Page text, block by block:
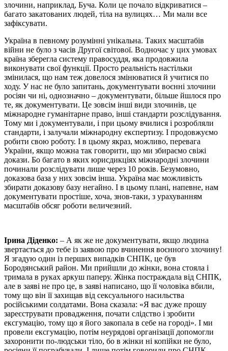
злочини, наприклад, Буча. Коли це почало відкриватися –
багато закатованих людей, тіла на вулицях… Ми мали все
зафіксувати.
Україна в певному розумінні унікальна. Таких масштабів
війни не було з часів Другої світової. Водночас у цих умовах
країна зберегла систему правосуддя, яка продовжила
виконувати свої функції. Просто реальність настільки
змінилася, що нам теж довелося змінюватися й учитися по
ходу. У нас не було запитань, документувати воєнні злочини
росіян чи ні, однозначно – документувати, більше йшлося про
те, як документувати. Це зовсім інші види злочинів, це
міжнародне гуманітарне право, інші стандарти розслідування.
Тому ми і документували, і при цьому вчилися і розробляли
стандарти, і залучали міжнародну експертизу. І продовжуємо
робити свою роботу. І в цьому якраз, можливо, перевага
України, якщо можна так говорити, що ми збираємо свіжі
докази. Бо багато в яких юрисдикціях міжнародні злочини
починали розслідувати лише через 10 років. Безумовно,
доказова база у них зовсім інша. Україна має можливість
збирати доказову базу негайно. І в цьому плані, напевне, нам
документувати простіше, хоча, знов-таки, з урахуванням
масштабів обсяг роботи величезний.
Ірина Діденко: – А як же не документувати, якщо людина
звертається до тебе із заявою про вчинення воєнного злочину!
Я згадую один із перших випадків СНПК, це був
Бородянський район. Ми прийшли до жінки, вона стояла і
тримала в руках аркуш паперу. Жінка постраждала від СНПК,
але в заяві не про це, в заяві написано, що її чоловіка вбили,
тому що він її захищав від сексуального насильства
російськими солдатами. Вона сказала: «Я вас дуже прошу
зареєструвати провадження, почати слідство і зробити
ексгумацію, тому що я його закопала в себе на городі». І ми
провели ексгумацію, потім неурядові організації допомогли
захоронити по-людськи тіло, бо в жінки ні копійки не було,